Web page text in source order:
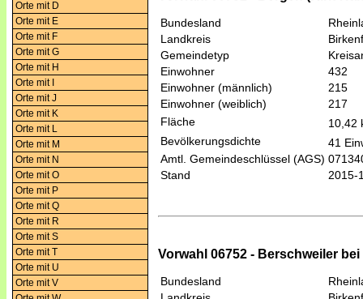
Orte mit D
Orte mit E
Orte mit F
Orte mit G
Orte mit H
Orte mit I
Orte mit J
Orte mit K
Orte mit L
Orte mit M
Orte mit N
Orte mit O
Orte mit P
Orte mit Q
Orte mit R
Orte mit S
Orte mit T
Orte mit U
Orte mit V
Bundesland
Landkreis
Gemeindetyp
Einwohner
432
Einwohner (männlich)
215
Einwohner (weiblich)
217
Fläche
10,42
Bevölkerungsdichte
41
Amtl. Gemeindeschlüssel (AGS)
Stand
2015-
Vorwahl 06752 - Berschweiler
Bundesland